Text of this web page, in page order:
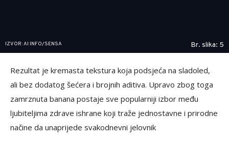
IZVOR: AI INFO/SENSA Br. slika: 5
Rezultat je kremasta tekstura koja podsjeća na sladoled,
ali bez dodatog šećera i brojnih aditiva. Upravo zbog toga
zamrznuta banana postaje sve popularniji izbor među
ljubiteljima zdrave ishrane koji traže jednostavne i prirodne
načine da unaprijede svakodnevni jelovnik